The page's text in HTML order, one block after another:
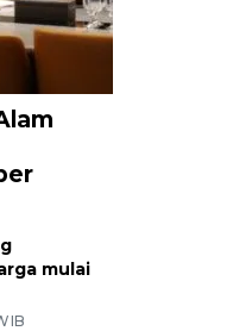
mulai